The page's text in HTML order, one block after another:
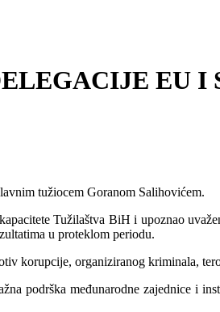
EU
tužiocem Goranom Salihovićem.
Tužilaštva BiH i upoznao
u proteklom periodu.
korupcije, organiziranog kriminala,
podrška međunarodne zajednice i